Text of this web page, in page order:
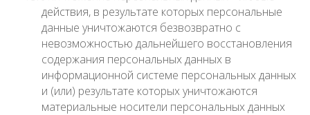
действия, в результате которых персональные
данные уничтожаются безвозвратно с
невозможностью дальнейшего восстановления
содержания персональных данных в
информационной системе персональных данных
и (или) результате которых уничтожаются
материальные носители персональных данных